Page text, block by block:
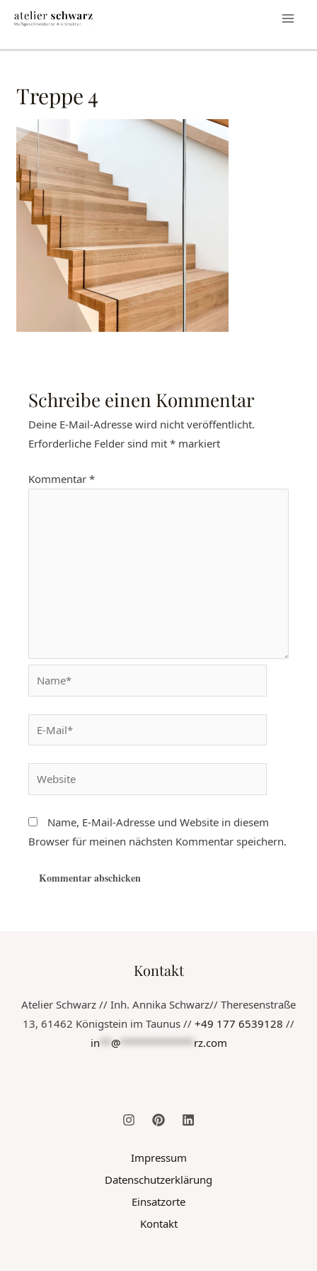
Treppe 4
Schreibe einen Kommentar
Deine E-Mail-Adresse wird nicht veröffentlicht.
Erforderliche Felder sind mit* markiert
Kommentar*
Name, E-Mail-Adresse und Website in diesem
Browser für meinen nächsten Kommentar speichern.
Kontakt
Atelier Schwarz // Inh. Annika Schwarz// Theresenstraße
13, 61462 Königstein im Taunus // +49 177 6539128 //
in ** @************* rz.com
Impressum
Datenschutzerklärung
Einsatzorte
Kontakt